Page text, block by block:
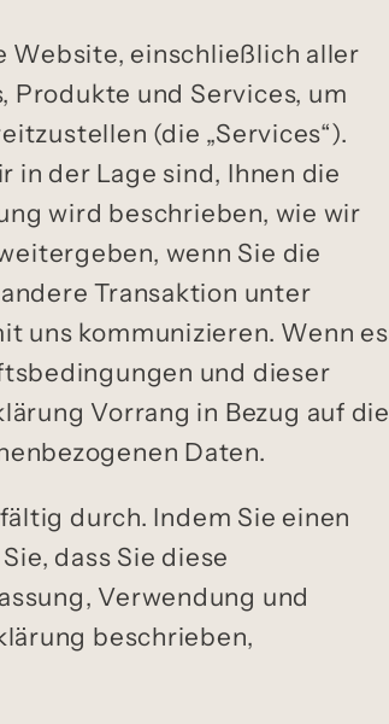
i
o
n
Website, einschließlich aller
Produkte und Services, um
(die „Services“).
in der Lage sind, Ihnen die
wird beschrieben, wie wir
wenn Sie die
Transaktion unter
uns kommunizieren. Wenn es
und dieser
Vorrang in Bezug auf die
Daten.
durch. Indem Sie einen
dass Sie diese
Verwendung und
beschrieben,